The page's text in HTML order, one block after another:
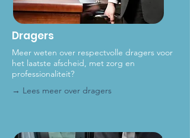
Dragers
Meer weten over respectvolle dragers voor
het laatste afscheid, met zorg en
professionaliteit?
→ Lees meer over dragers